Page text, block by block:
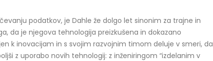
podatkov, je Dahle že dolgo let sinonim za trajne in
da je njegova tehnologija preizkušena in dokazano
k inovacijam in s svojim razvojnim timom deluje v smeri, da
z uporabo novih tehnologij: z inženiringom “izdelanim v